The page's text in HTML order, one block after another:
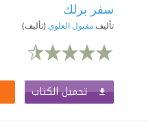
سفر برلك
تأليفمقبول العلوي (تأليف)
تحميل الكتاب